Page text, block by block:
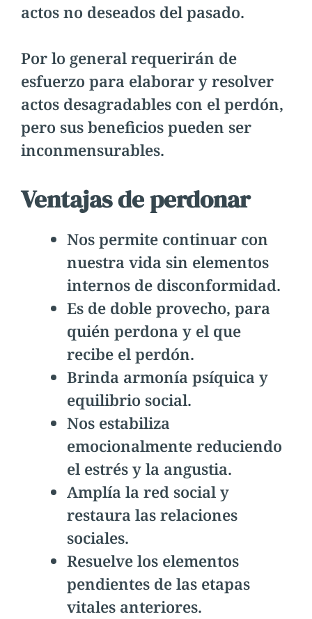
actos no deseados del pasado.
Por lo general requerirán de
esfuerzo para elaborar y resolver
actos desagradables con el perdón,
pero sus beneficios pueden ser
inconmensurables.
Ventajas de perdonar
Nos permite continuar con
nuestra vida sin elementos
internos de disconformidad.
Es de doble provecho, para
quién perdona y el que
recibe el perdón.
Brinda armonía psíquica y
equilibrio social.
Nos estabiliza
emocionalmente reduciendo
el estrés y la angustia.
Amplía la red social y
restaura las relaciones
sociales.
Resuelve los elementos
pendientes de las etapas
vitales anteriores.